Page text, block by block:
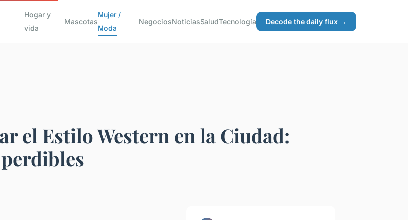
Hogar y
vida
Mascotas
Mujer /
Moda
NegociosNoticiasSaludTecnología Decode the daily flux →
el Estilo Western en la Ciudad: